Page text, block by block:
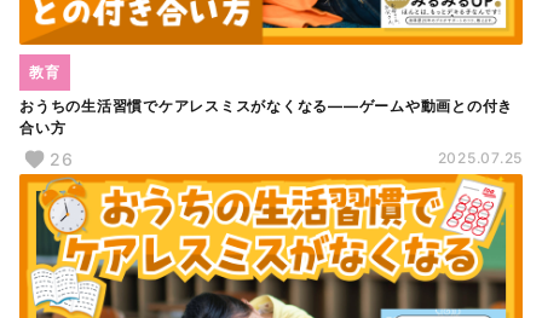
おうちの生活習慣でケアレスミスがなくなる――ゲームや動画との付き
合い方
教育
26 2025.07.25